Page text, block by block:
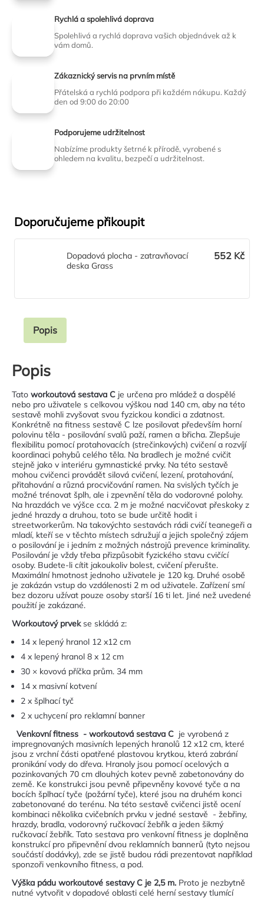
Rychlá a spolehlivá doprava
Spolehlivá a rychlá doprava vašich objednávek až k
vám domů.
Zákaznický servis na prvním místě
Přátelská a rychlá podpora při každém nákupu. Každý
den od 9:00 do 20:00
Podporujeme udržitelnost
Nabízíme produkty šetrné k přírodě, vyrobené s
ohledem na kvalitu, bezpečí a udržitelnost.
Doporučujeme přikoupit
Dopadová plocha - zatravňovací
deska Grass
552 Kč
Popis
Popis
Tato workoutová sestava C je určena pro mládež a dospělé
nebo pro uživatele s celkovou výškou nad 140 cm, aby na této
sestavě mohli zvyšovat svou fyzickou kondici a zdatnost.
Konkrétně na fitness sestavě C lze posilovat především horní
polovinu těla - posilování svalů paží, ramen a břicha. Zlepšuje
flexibilitu pomocí protahovacích (strečinkových) cvičení a rozvíjí
koordinaci pohybů celého těla. Na bradlech je možné cvičit
stejně jako v interiéru gymnastické prvky. Na této sestavě
mohou cvičenci provádět silová cvičení, lezení, protahování,
přitahování a různá procvičování ramen. Na svislých tyčích je
možné trénovat šplh, ale i zpevnění těla do vodorovné polohy.
Na hrazdách ve výšce cca. 2 m je možné nacvičovat přeskoky z
jedné hrazdy a druhou, toto se bude určitě hodit i
streetworkerům. Na takovýchto sestavách rádi cvičí teanegeři a
mladí, kteří se v těchto místech sdružují a jejich společný zájem
o posilování je i jedním z možných nástrojů prevence kriminality.
Posilování je vždy třeba přizpůsobit fyzického stavu cvičící
osoby. Budete-li cítit jakoukoliv bolest, cvičení přerušte.
Maximální hmotnost jednoho uživatele je 120 kg. Druhé osobě
je zakázán vstup do vzdálenosti 2 m od uživatele. Zařízení smí
bez dozoru užívat pouze osoby starší 16 ti let. Jiné než uvedené
použití je zakázané.
Workoutový prvekse skládá z:
14 x lepený hranol 12 x12 cm
4 x lepený hranol 8 x 12 cm
30 × kovová příčka prům. 34 mm
14 x masivní kotvení
2 x šplhací tyč
2 x uchycení pro reklamní banner
Venkovní fitness - workoutová sestava C je vyrobená z
impregnovaných masivních lepených hranolů 12 x12 cm, které
jsou z vrchní části opatřené plastovou krytkou, která zabrání
pronikání vody do dřeva. Hranoly jsou pomocí ocelových a
pozinkovaných 70 cm dlouhých kotev pevně zabetonovány do
země. Ke konstrukci jsou pevně připevněny kovové tyče a na
bocích šplhací tyče (požární tyče), které jsou na druhém konci
zabetonované do terénu. Na této sestavě cvičenci jistě ocení
kombinaci několika cvičebních prvku v jedné sestavě - žebřiny,
hrazdy, bradla, vodorovný ručkovací žebřík a jeden šikmý
ručkovací žebřík. Tato sestava pro venkovní fitness je doplněna
konstrukcí pro připevnění dvou reklamních bannerů (tyto nejsou
součástí dodávky), zde se jistě budou rádi prezentovat například
sponzoři venkovního fitness, a pod.
Výška pádu workoutové sestavy C je 2,5 m. Proto je nezbytně
nutné vytvořit v dopadové oblasti celé herní sestavy tlumící